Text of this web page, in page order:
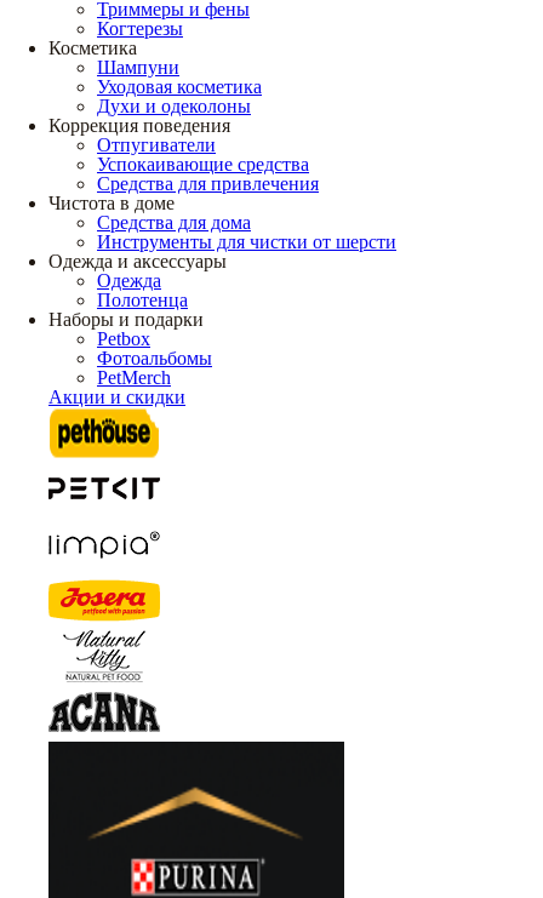
Триммеры и фены
Когтерезы
Косметика
Шампуни
Уходовая косметика
Духи и одеколоны
Коррекция поведения
Отпугиватели
Успокаивающие средства
Средства для привлечения
Чистота в доме
Средства для дома
Инструменты для чистки от шерсти
Одежда и аксессуары
Одежда
Полотенца
Наборы и подарки
Petbox
Фотоальбомы
PetMerch
Акции и скидки